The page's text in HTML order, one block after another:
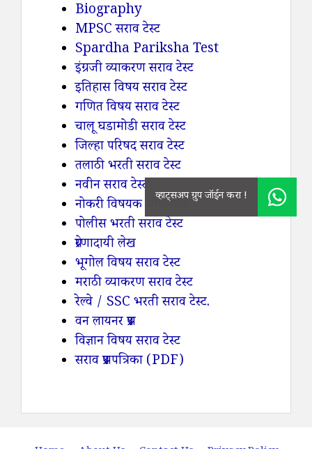
Biography
MPSC सराव टेस्ट
Spardha Pariksha Test
इंग्रजी व्याकरण सराव टेस्ट
इतिहास विषय सराव टेस्ट
गणित विषय सराव टेस्ट
चालू घडामोडी सराव टेस्ट
जिल्हा परिषद सराव टेस्ट
तलाठी भरती सराव टेस्ट
नवीन सराव टेस्ट
नोकरी विषयक जाहिराती
पोलीस भरती सराव टेस्ट
प्रेरणादायी लेख
भूगोल विषय सराव टेस्ट
मराठी व्याकरण सराव टेस्ट
रेल्वे / SSC भरती सराव टेस्ट.
वन लायनर प्रश्न
विज्ञान विषय सराव टेस्ट
सराव प्रश्नपत्रिका (PDF)